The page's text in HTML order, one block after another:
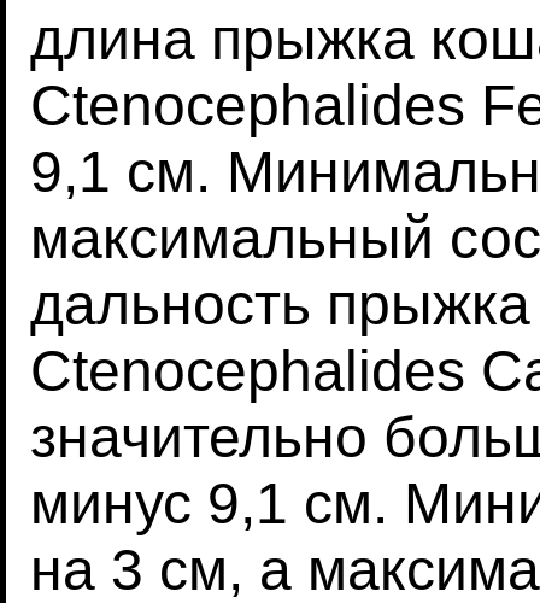
длина прыжка
Ctenocephalides
9,1 см.
максимальный
дальность
Ctenocephalides
значительно
минус 9,1 см.
на 3 см, а